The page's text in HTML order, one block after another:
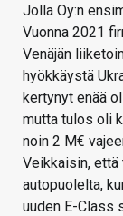
Jolla Oy:n
Vuonna 2021
Venäjän
hyökkäystä
kertynyt enää
mutta tulos oli
noin 2 M€
Veikkaisin,
autopuolelta,
uuden E-Class